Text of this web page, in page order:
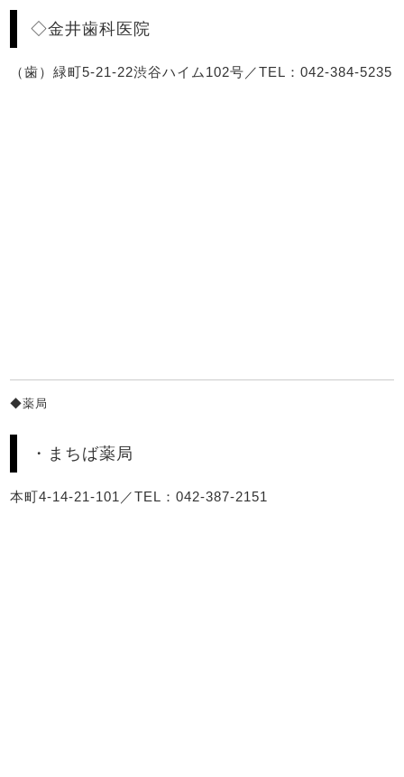
◇金井歯科医院
（歯）緑町5-21-22渋谷ハイム102号／TEL：042-384-5235
◆薬局
・まちば薬局
本町4-14-21-101／TEL：042-387-2151